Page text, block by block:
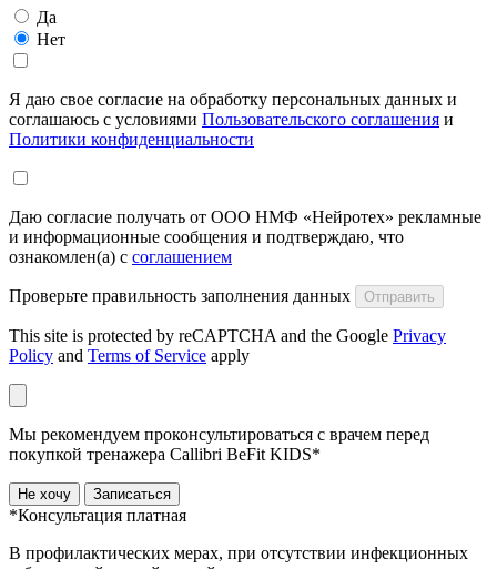
Да
Нет
Я даю свое согласие на обработку персональных данных и
соглашаюсь с условиями Пользовательского соглашения и
Политики конфиденциальности
Даю согласие получать от ООО НМФ «Нейротех» рекламные
и информационные сообщения и подтверждаю, что
ознакомлен(а) с соглашением
Проверьте правильность заполнения данных Отправить
This site is protected by reCAPTCHA and the Google Privacy
Policy and Terms of Service apply
Мы рекомендуем проконсультироваться с врачем перед
покупкой тренажера Callibri BeFit KIDS*
Не хочу Записаться
*Консультация платная
В профилактических мерах, при отсутствии инфекционных